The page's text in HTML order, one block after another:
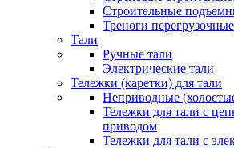
Строительные
Треноги перегрузочные
Тали
Ручные тали
Электрические тали
Тележки (каретки) для тали
Неприводные
Тележки для тали с
приводом
Тележки для тали с